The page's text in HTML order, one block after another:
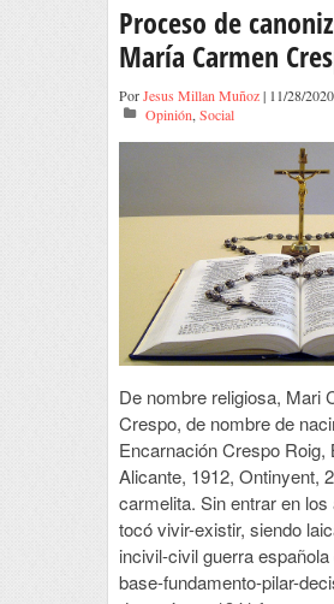
Proceso de
María Carmen
PorJesus Millan Muñoz| 11/28/2020
Opinión, Social
De nombre religiosa, Mari
Crespo, de nombre de
Encarnación Crespo Roig,
Alicante, 1912, Ontinyent,
carmelita. Sin entrar en
tocó vivir-existir, siendo
incivil-civil guerra
base-fundamento-pilar-